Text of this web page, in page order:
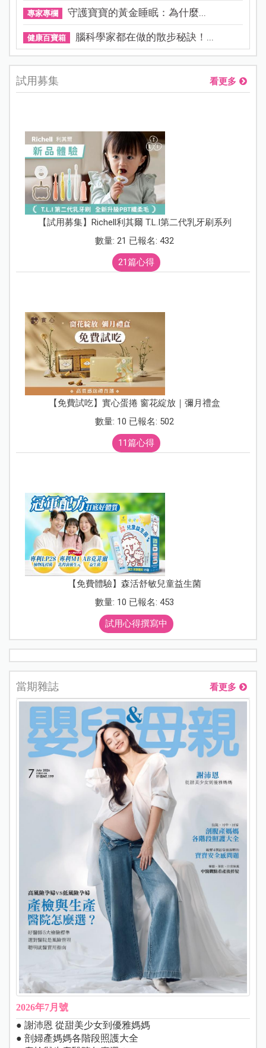
專家專欄 守護寶寶的黃金睡眠：為什麼...
健康百寶箱 腦科學家都在做的散步秘訣！...
試用募集 看更多
【試用募集】Richell利其爾 T.L.I第二代乳牙刷系列
數量: 21 已報名: 432
21篇心得
【免費試吃】實心蛋捲 窗花綻放｜彌月禮盒
數量: 10 已報名: 502
11篇心得
【免費體驗】森活舒敏兒童益生菌
數量: 10 已報名: 453
試用心得撰寫中
當期雜誌 看更多
2026年7月號
● 謝沛恩 從甜美少女到優雅媽媽
● 剖婦產媽媽各階段照護大全